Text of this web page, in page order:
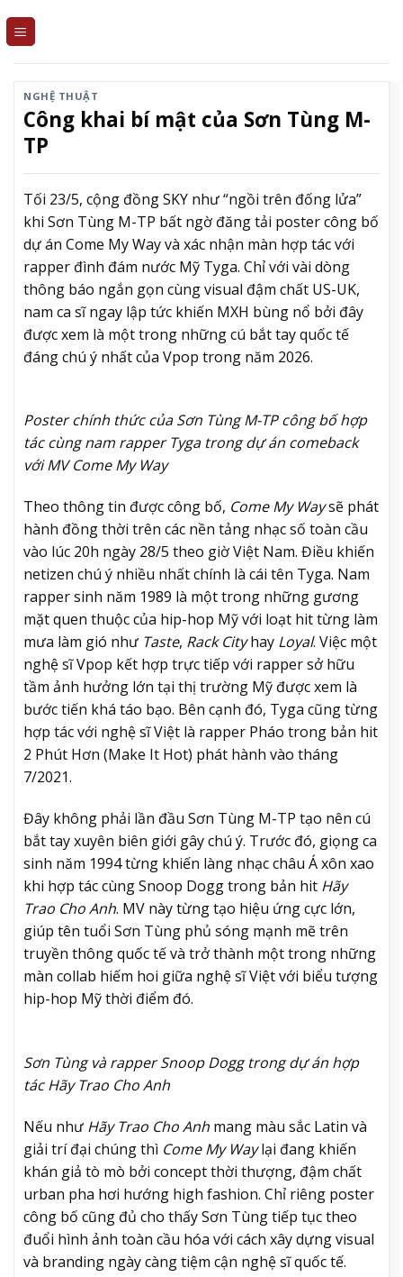
NGHỆ THUẬT
Công khai bí mật của Sơn Tùng M-
TP
Tối 23/5, cộng đồng SKY như “ngồi trên đống lửa”
khi Sơn Tùng M-TP bất ngờ đăng tải poster công bố
dự án Come My Way và xác nhận màn hợp tác với
rapper đình đám nước Mỹ Tyga. Chỉ với vài dòng
thông báo ngắn gọn cùng visual đậm chất US-UK,
nam ca sĩ ngay lập tức khiến MXH bùng nổ bởi đây
được xem là một trong những cú bắt tay quốc tế
đáng chú ý nhất của Vpop trong năm 2026.
Poster chính thức của Sơn Tùng M-TP công bố hợp
tác cùng nam rapper Tyga trong dự án comeback
với MV Come My Way
Theo thông tin được công bố, Come My Waysẽ phát
hành đồng thời trên các nền tảng nhạc số toàn cầu
vào lúc 20h ngày 28/5 theo giờ Việt Nam. Điều khiến
netizen chú ý nhiều nhất chính là cái tên Tyga. Nam
rapper sinh năm 1989 là một trong những gương
mặt quen thuộc của hip-hop Mỹ với loạt hit từng làm
mưa làm gió như Taste, Rack Cityhay Loyal. Việc một
nghệ sĩ Vpop kết hợp trực tiếp với rapper sở hữu
tầm ảnh hưởng lớn tại thị trường Mỹ được xem là
bước tiến khá táo bạo. Bên cạnh đó, Tyga cũng từng
hợp tác với nghệ sĩ Việt là rapper Pháo trong bản hit
2 Phút Hơn (Make It Hot) phát hành vào tháng
7/2021.
Đây không phải lần đầu Sơn Tùng M-TP tạo nên cú
bắt tay xuyên biên giới gây chú ý. Trước đó, giọng ca
sinh năm 1994 từng khiến làng nhạc châu Á xôn xao
khi hợp tác cùngSnoop Doggtrong bản hit Hãy
Trao Cho Anh. MV này từng tạo hiệu ứng cực lớn,
giúp tên tuổi Sơn Tùng phủ sóng mạnh mẽ trên
truyền thông quốc tế và trở thành một trong những
màn collab hiếm hoi giữa nghệ sĩ Việt với biểu tượng
hip-hop Mỹ thời điểm đó.
Sơn Tùng và rapper Snoop Dogg trong dự án hợp
tác Hãy Trao Cho Anh
Nếu như Hãy Trao Cho Anh mang màu sắc Latin và
giải trí đại chúng thì Come My Waylại đang khiến
khán giả tò mò bởi concept thời thượng, đậm chất
urban pha hơi hướng high fashion. Chỉ riêng poster
công bố cũng đủ cho thấy Sơn Tùng tiếp tục theo
đuổi hình ảnh toàn cầu hóa với cách xây dựng visual
và branding ngày càng tiệm cận nghệ sĩ quốc tế.